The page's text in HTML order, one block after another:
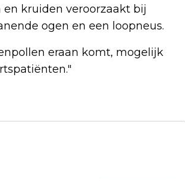
en kruiden veroorzaakt bij
ogen en een loopneus.
eraan komt, mogelijk